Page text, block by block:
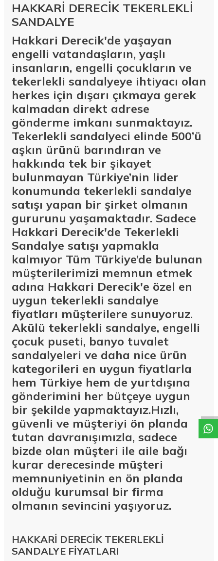
HAKKARİ DERECİK TEKERLEKLİ
SANDALYE
Hakkari Derecik'de yaşayan
engelli vatandaşların, yaşlı
insanların, engelli çocukların ve
tekerlekli sandalyeye ihtiyacı olan
herkes için dışarı çıkmaya gerek
kalmadan direkt adrese
gönderme imkanı sunmaktayız.
Tekerlekli sandalyeci elinde 500’ü
aşkın ürünü barındıran ve
hakkında tek bir şikayet
bulunmayan Türkiye’nin lider
konumunda tekerlekli sandalye
satışı yapan bir şirket olmanın
gururunu yaşamaktadır. Sadece
Hakkari Derecik'de Tekerlekli
Sandalye satışı yapmakla
kalmıyor Tüm Türkiye’de bulunan
müşterilerimizi memnun etmek
adına Hakkari Derecik'e özel en
uygun tekerlekli sandalye
fiyatları müşterilere sunuyoruz.
Akülü tekerlekli sandalye, engelli
çocuk puseti, banyo tuvalet
sandalyeleri ve daha nice ürün
kategorileri en uygun fiyatlarla
hem Türkiye hem de yurtdışına
gönderimini her bütçeye uygun
bir şekilde yapmaktayız.Hızlı,
güvenli ve müşteriyi ön planda
tutan davranışımızla, sadece
bizde olan müşteri ile aile bağı
kurar derecesinde müşteri
memnuniyetinin en ön planda
olduğu kurumsal bir firma
olmanın sevincini yaşıyoruz.
HAKKARİ DERECİK TEKERLEKLİ
SANDALYE FİYATLARI